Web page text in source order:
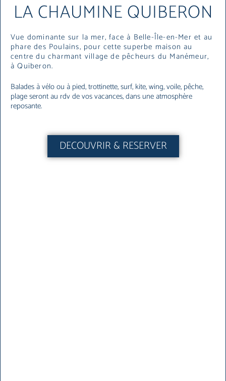
LA CHAUMINE QUIBERON
Vue dominante sur la mer, face à Belle-Île-en-Mer et au
phare des Poulains, pour cette superbe maison au
centre du charmant village de pêcheurs du Manémeur,
à Quiberon.
Balades à vélo ou à pied, trottinette, surf, kite, wing, voile, pêche,
plage seront au rdv de vos vacances, dans une atmosphère
reposante.
DECOUVRIR & RESERVER